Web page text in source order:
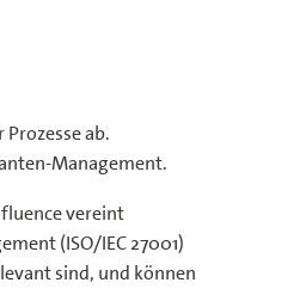
ab.
Management.
vereint
(ISO/IEC 27001)
sind, und können